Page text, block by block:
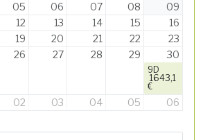
05 06 07 08
09
12 13 14 15
16
19 20 21 22
23
26 27 28 29 30
9D
1643,1
€
02 03 04 05 06